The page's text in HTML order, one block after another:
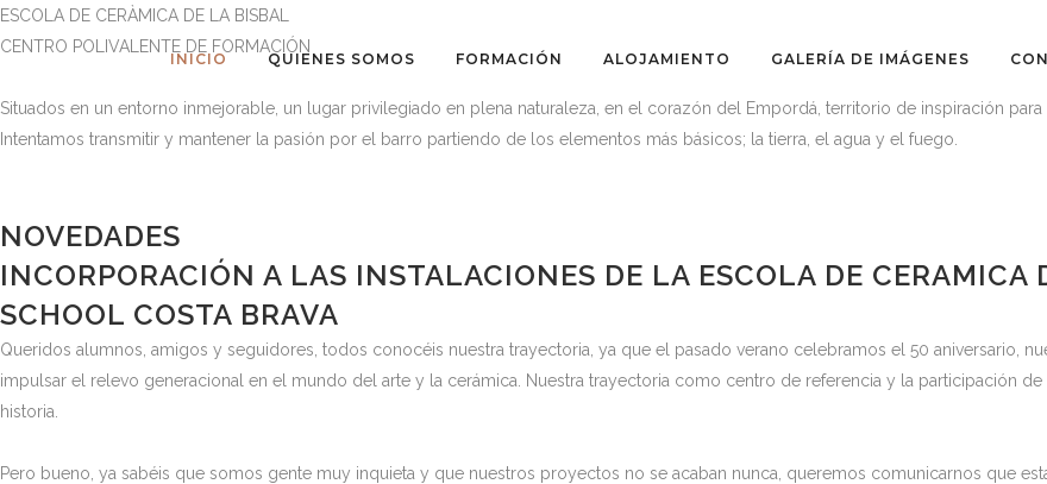
INICIO QUIENES SOMOS FORMACIÓN ALOJAMIENTO GALERÍA DE IMÁGENES
ESCOLA DE CERÀMICA DE LA BISBAL
CENTRO POLIVALENTE DE FORMACIÓN
Situados en un entorno inmejorable, un lugar privilegiado en plena naturaleza, en el corazón del Empordá, territorio de inspiración para
Intentamos transmitir y mantener la pasión por el barro partiendo de los elementos más básicos; la tierra, el agua y el fuego.
NOVEDADES
INCORPORACIÓN A LAS INSTALACIONES DE LA ESCOLA DE
SCHOOL COSTA BRAVA
Queridos alumnos, amigos y seguidores, todos conocéis nuestra trayectoria, ya que el pasado verano celebramos el 50 aniversario,
impulsar el relevo generacional en el mundo del arte y la cerámica. Nuestra trayectoria como centro de referencia y la participación
historia.
Pero bueno, ya sabéis que somos gente muy inquieta y que nuestros proyectos no se acaban nunca, queremos comunicarnos que